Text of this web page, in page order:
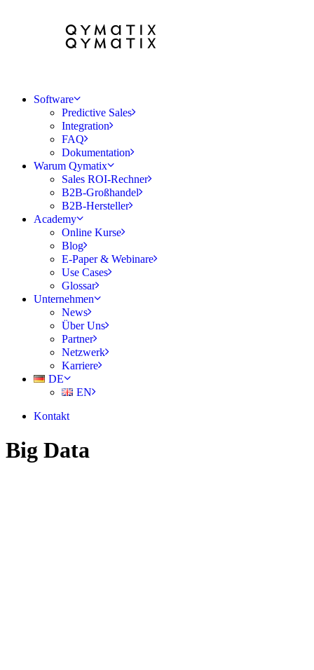
Software
Predictive Sales
Integration
FAQ
Dokumentation
Warum Qymatix
Sales ROI-Rechner
B2B-Großhandel
B2B-Hersteller
Academy
Online Kurse
Blog
E-Paper & Webinare
Use Cases
Glossar
Unternehmen
News
Über Uns
Partner
Netzwerk
Karriere
DE
EN
Kontakt
Big Data